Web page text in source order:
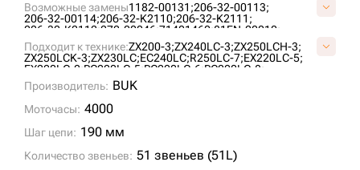
Возможные замены1182-00131;206-32-00113;
206-32-00114;206-32-K2110;206-32-K2111;
206-32-K2112;272-00046;71401460;81EN-20010;
9098529;
9181001;9202848;AT154855;
AT186160;AT217896;AT219479;E02GUC087;
E15698B1M00051;E40208C0Y00051;E40220A0M00051;
LH1075/51;TH109773;
Подходит к технике:ZX200-3;ZX240LC-3;ZX250LCH-3;
ZX250LCK-3;ZX230LC;EC240LC;R250LC-7;EX220LC-5;
EX220LC-2;PC220LC-5;PC220LC-6;PC220LC-8;
EC240BLC;
EC240NLC;
DX255LC;PC220LC-7;R250LC-9;
SOLAR255LC-V;PC240LC-6K;
R250LC-3;R260LC-9S;
R250NLC-7; PC220-8M0;
Производитель: BUK
Моточасы: 4000
Шаг цепи: 190 мм
Количество звеньев: 51 звеньев (51L)